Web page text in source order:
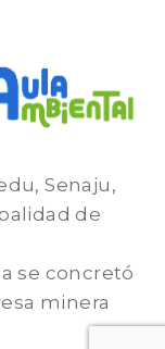
Senaju,
de
se concretó
minera